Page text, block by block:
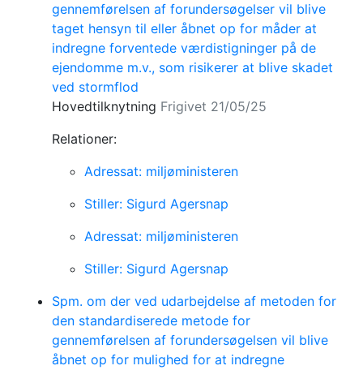
gennemførelsen af forundersøgelser vil blive
taget hensyn til eller åbnet op for måder at
indregne forventede værdistigninger på de
ejendomme m.v., som risikerer at blive skadet
ved stormflod
Hovedtilknytning Frigivet 21/05/25
Relationer:
Adressat: miljøministeren
Stiller: Sigurd Agersnap
Adressat: miljøministeren
Stiller: Sigurd Agersnap
Spm. om der ved udarbejdelse af metoden for
den standardiserede metode for
gennemførelsen af forundersøgelsen vil blive
åbnet op for mulighed for at indregne